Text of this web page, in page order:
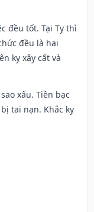
đều tốt. Tại Tỵ thì
đều là hai
kỵ xây cất và
xấu. Tiền bạc
tai nạn. Khắc kỵ